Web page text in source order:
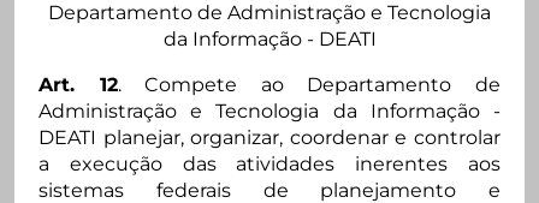
Departamento de Administração e Tecnologia
da Informação - DEATI
Art. 12. Compete ao Departamento de
Administração e Tecnologia da Informação -
DEATI planejar, organizar, coordenar e controlar
a execução das atividades inerentes aos
sistemas federais de planejamento e